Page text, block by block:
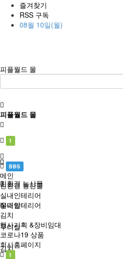
즐겨찾기
RSS 구독
08월 10일(월)
피플월드 몰
피플월드 몰
1
친환경 농산물
실내인테리어
우리쌀
김치
BBS
메인
친환경 농산물
실내인테리어
우리쌀
김치
행사기획 &장비임대
코로나19 상품
회사홈페이지
1